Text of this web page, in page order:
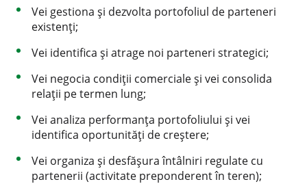
Vei gestiona și dezvolta portofoliul de parteneri
existenți;
Vei identifica și atrage noi parteneri strategici;
Vei negocia condiții comerciale și vei consolida
relații pe termen lung;
Vei analiza performanța portofoliului și vei
identifica oportunități de creștere;
Vei organiza și desfășura întâlniri regulate cu
partenerii (activitate preponderent în teren);